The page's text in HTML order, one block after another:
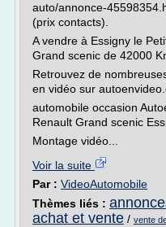
auto/annonce-
(prix contacts).
A vendre à Essigny le
Grand scenic de 42000
Retrouvez de
en vidéo sur
automobile occasion
Renault Grand scenic
Montage vidéo...
Voir la suite
Par : VideoAutomobile
Thèmes liés :
achat et vente / vente